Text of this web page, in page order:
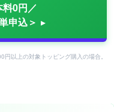
0円／
申込＞
以上の対象トッピング購入の場合。